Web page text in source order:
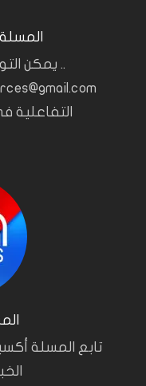
.. يمكن
تابع المسلة